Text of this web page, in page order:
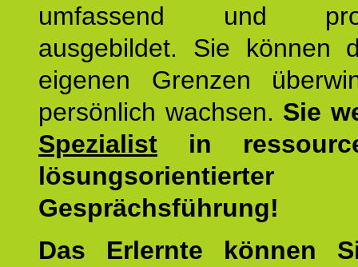
umfassend und
ausgebildet. Sie können
eigenen Grenzen
persönlich wachsen. Sie
Spezialist in
lösungsorientierter
Gesprächsführung!
Das Erlernte können